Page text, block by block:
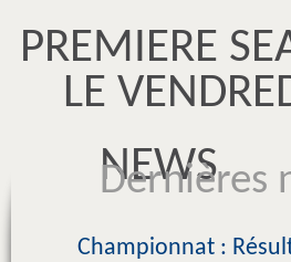
PREMIERE
LE
NEWS
Dernières
Championnat :